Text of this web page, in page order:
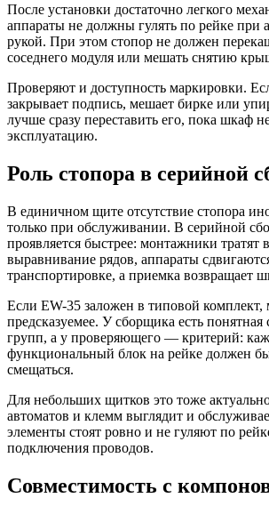
После установки достаточно легкого
аппараты не должны гулять по рейке при
рукой. При этом стопор не должен
соседнего модуля или мешать снятию
Проверяют и доступность маркировки.
закрывает подпись, мешает бирке или
лучше сразу переставить его, пока шкаф
эксплуатацию.
Роль стопора в серийной
В единичном щите отсутствие стопора
только при обслуживании. В серийной
проявляется быстрее: монтажники тратят
выравнивание рядов, аппараты
транспортировке, а приемка возвращает
Если EW-35 заложен в типовой комплект,
предсказуемее. У сборщика есть
групп, а у проверяющего — критерий:
функциональный блок на рейке должен
смещаться.
Для небольших щитков это тоже
автоматов и клемм выглядит и
элементы стоят ровно и не гуляют по
подключения проводов.
Совместимость с